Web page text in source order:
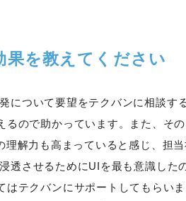
果を教えてください
について要望をテクバンに相談す
るので助かっています。また、そ
解力も高まっていると感じ、担当
透させるためにUIを最も意識した
はテクバンにサポートしてもらい